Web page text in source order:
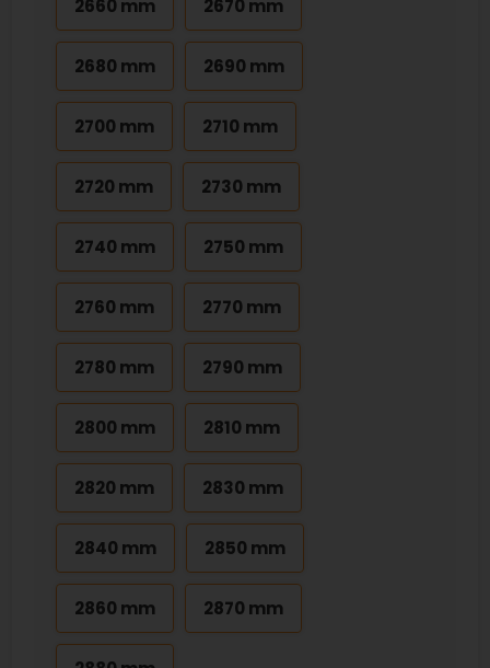
2660 mm 2670 mm
2680 mm 2690 mm
2700 mm 2710 mm
2720 mm 2730 mm
2740 mm 2750 mm
2760 mm 2770 mm
2780 mm 2790 mm
2800 mm 2810 mm
2820 mm 2830 mm
2840 mm 2850 mm
2860 mm 2870 mm